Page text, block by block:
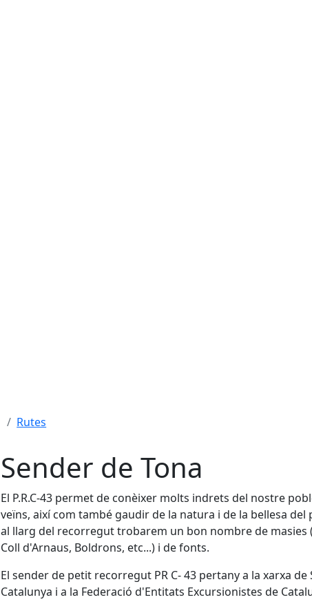
Rutes
Sender de Tona
El P.R.C-43 permet de conèixer molts indrets del nostre
veïns, així com també gaudir de la natura i de la bellesa del
al llarg del recorregut trobarem un bon nombre de masies
Coll d'Arnaus, Boldrons, etc...) i de fonts.
El sender de petit recorregut PR C- 43 pertany a la xarxa de
Catalunya i a la Federació d'Entitats Excursionistes de